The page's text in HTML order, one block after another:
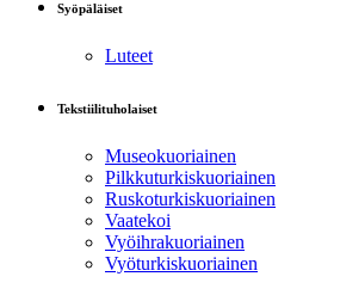
Syöpäläiset
Luteet
Tekstiilituholaiset
Museokuoriainen
Pilkkuturkiskuoriainen
Ruskoturkiskuoriainen
Vaatekoi
Vyöihrakuoriainen
Vyöturkiskuoriainen